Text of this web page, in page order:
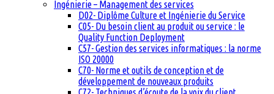
Ingénierie – Management des services
D02- Diplôme Culture et Ingénierie du Service
C05- Du besoin client au produit ou service : le
Quality Function Deployment
C57- Gestion des services informatiques : la norme
ISO 20000
C70- Norme et outils de conception et de
développement de nouveaux produits